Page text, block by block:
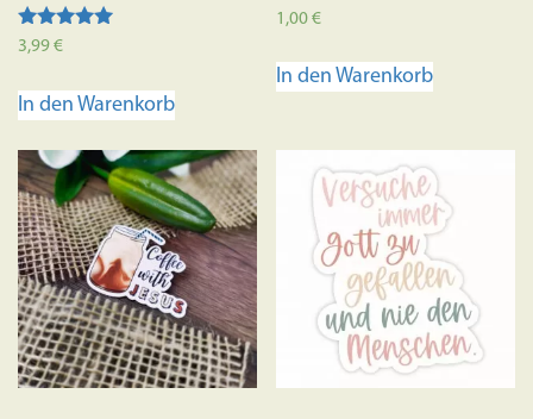
Bewertet mit
3,99€
In den Warenkorb
1,00€
In den Warenkorb